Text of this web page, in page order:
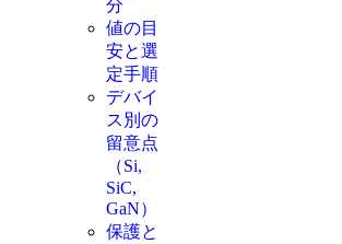
分
値の目
安と選
定手順
デバイ
ス別の
留意点
（Si,
SiC,
GaN）
保護と